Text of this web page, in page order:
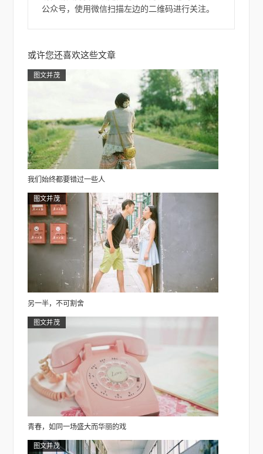
ノ
公众号，使用微信扫描左边的二维码进行关注。
或许您还喜欢这些文章
图文并茂
我们始终都要错过一些人
图文并茂
另一半，不可割舍
图文并茂
青春，如同一场盛大而华丽的戏
图文并茂